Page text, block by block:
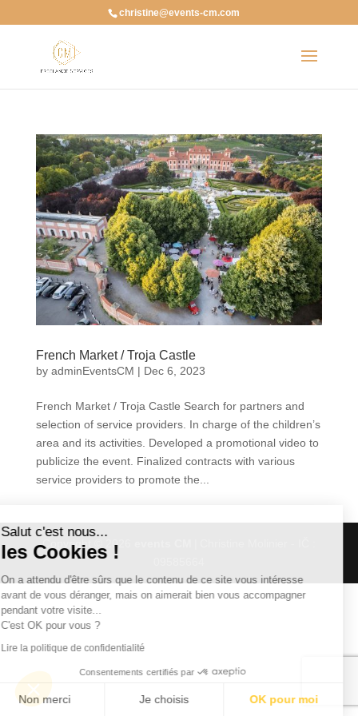
christine@events-cm.com
French Market / Troja Castle
by adminEventsCM | Dec 6, 2023
French Market / Troja Castle Search for partners and
selection of service providers. In charge of the children’s
area and its activities. Developed a promotional video to
publicize the event. Finalized contracts with various
service providers to promote the...
Copyright © 2026
Salut c'est nous...
les Cookies !
On a attendu d'être sûrs que le contenu de ce site vous intéresse
avant de vous déranger, mais on aimerait bien vous accompagner
pendant votre visite...
C'est OK pour vous ?
Lire la politique de confidentialité
Consentements certifiés par
Non merci Je choisis OK pour moi